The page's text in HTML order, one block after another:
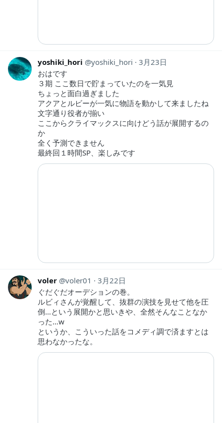
yoshiki_hori yoshiki_hori
3月23日
おはです
３期 ここ数日で貯まっていたのを一気見
ちょっと面白過ぎました
アクアとルビーが一気に物語を動かして来ましたね
文字通り役者が揃い
ここからクライマックスに向けどう話が展開するの
か
全く予測できません
最終回１時間SP、楽しみです
voler voler01
3月22日
ぐだぐだオーデションの巻。
ルビィさんが覚醒して、抜群の演技を見せて他を圧
倒…という展開かと思いきや、全然そんなことなか
った…w
というか、こういった話をコメディ調で済ますとは
思わなかったな。